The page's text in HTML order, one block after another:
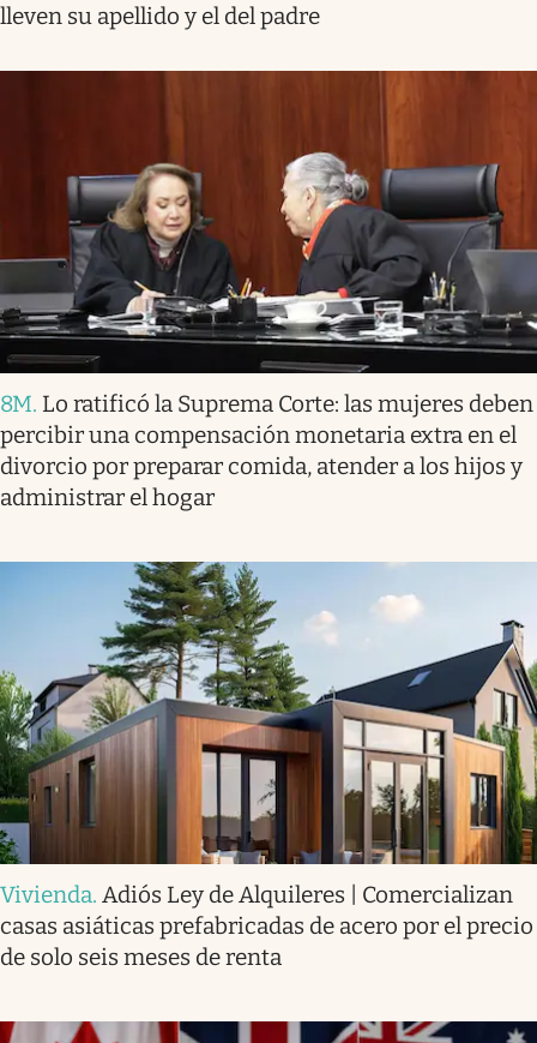
lleven su apellido y el del padre
8M. Lo ratificó la Suprema Corte: las mujeres deben
percibir una compensación monetaria extra en el
divorcio por preparar comida, atender a los hijos y
administrar el hogar
Vivienda. Adiós Ley de Alquileres | Comercializan
casas asiáticas prefabricadas de acero por el precio
de solo seis meses de renta